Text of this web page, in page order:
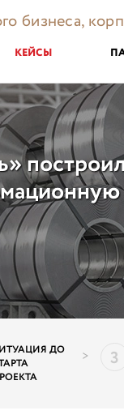
бизнеса,
КЕЙСЫ
ДО
> 3